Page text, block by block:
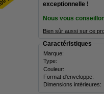
exceptionnelle !
Nous vous
Bien sûr aussi sur ce
Caractéristiques
Marque:
Type:
Couleur:
Format d'enveloppe:
Dimensions intérieures: